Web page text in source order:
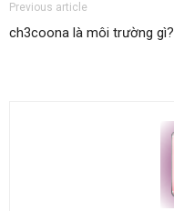
Previous article
ch3coona là môi trường gì?